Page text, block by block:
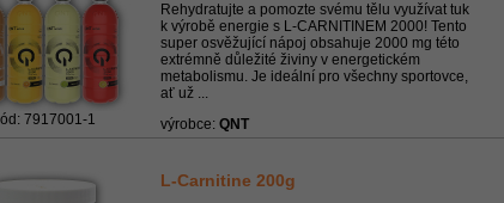
7917001-1
Rehydratujte a pomozte svému tělu využívat tuk
k výrobě energie s L-CARNITINEM 2000! Tento
super osvěžující nápoj obsahuje 2000 mg této
extrémně důležité živiny v energetickém
metabolismu. Je ideální pro všechny sportovce,
ať už ...
výrobce: QNT
L-Carnitine 200g